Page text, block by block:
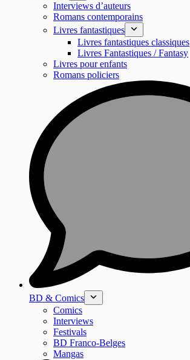
Interviews d’auteurs
Romans contemporains
Livres fantastiques
Livres fantastiques classiques
Livres Fantastiques / Fantasy
Livres pour enfants
Romans policiers
BD & Comics
Comics
Interviews
Festivals
BD Franco-Belges
Mangas